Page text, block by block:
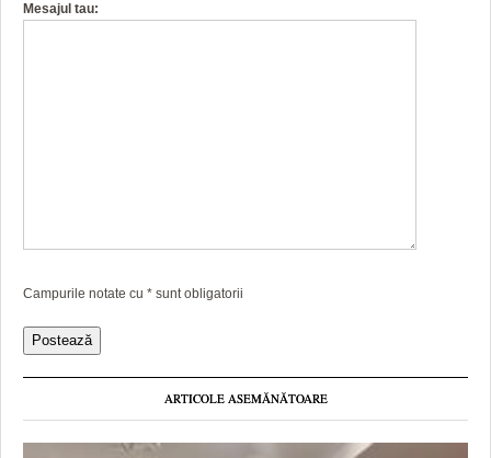
Mesajul tau:
Campurile notate cu * sunt obligatorii
ARTICOLE ASEMĂNĂTOARE